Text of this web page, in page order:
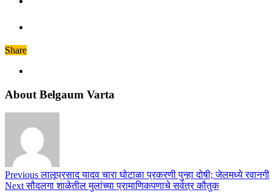
Share
About Belgaum Varta
Previousलालूप्रसाद यादव चारा घोटाळा प्रकरणी पुन्हा दोषी; जेलमध्ये रवानगी
Nextसौदलगा शाळेतील मुलांच्या प्रामाणिकपणाचे सर्वत्र कौतुक